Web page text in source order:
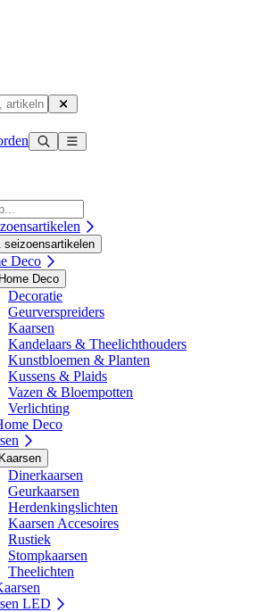
uur besteld, dezelfde dag verzonden
seizoensartikelen
Deco
Home Deco
Decoratie
Geurverspreiders
Kaarsen
Kandelaars & Theelichthouders
Kunstbloemen & Planten
Kussens & Plaids
Vazen & Bloempotten
Verlichting
Deco
Kaarsen
Dinerkaarsen
Geurkaarsen
Herdenkingslichten
Kaarsen Accesoires
Rustiek
Stompkaarsen
Theelichten
LED